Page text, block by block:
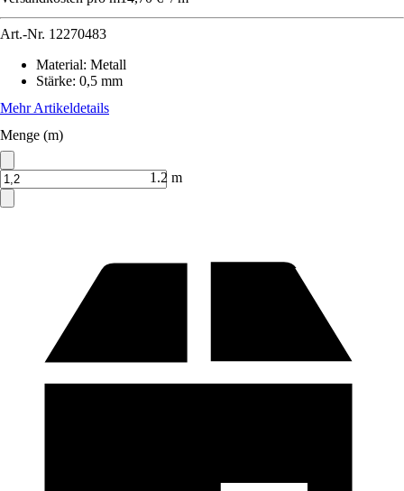
Art.-Nr. 12270483
Material: Metall
Stärke: 0,5 mm
Mehr Artikeldetails
Menge (m)
1.2 m